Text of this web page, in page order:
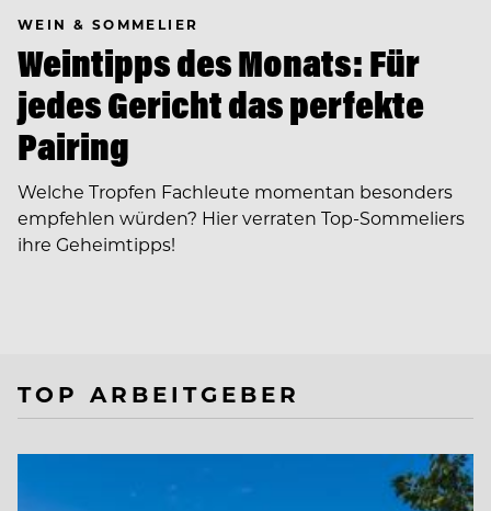
WEIN & SOMMELIER
Weintipps des Monats: Für
jedes Gericht das perfekte
Pairing
Welche Tropfen Fachleute momentan besonders
empfehlen würden? Hier verraten Top-Sommeliers
ihre Geheimtipps!
TOP ARBEITGEBER